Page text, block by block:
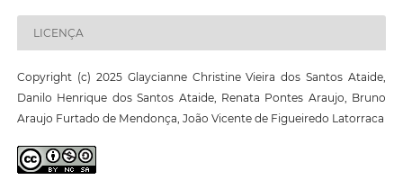
LICENÇA
Copyright (c) 2025 Glaycianne Christine Vieira dos Santos Ataide,
Danilo Henrique dos Santos Ataide, Renata Pontes Araujo, Bruno
Araujo Furtado de Mendonça, João Vicente de Figueiredo Latorraca